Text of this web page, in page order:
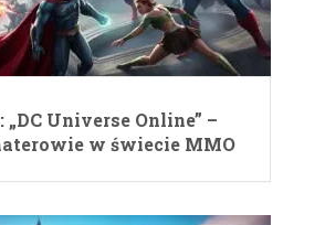
„DC Universe Online” –
w świecie MMO